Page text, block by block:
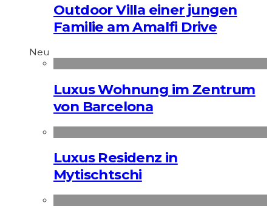
Outdoor Villa einer jungen
Familie am Amalfi Drive
Neu
Luxus Wohnung im Zentrum
von Barcelona
Luxus Residenz in
Mytischtschi